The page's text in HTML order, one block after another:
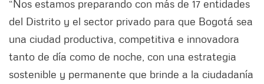
“Nos estamos preparando con más de 17 entidades
del Distrito y el sector privado para que Bogotá sea
una ciudad productiva, competitiva e innovadora
tanto de día como de noche, con una estrategia
sostenible y permanente que brinde a la ciudadanía